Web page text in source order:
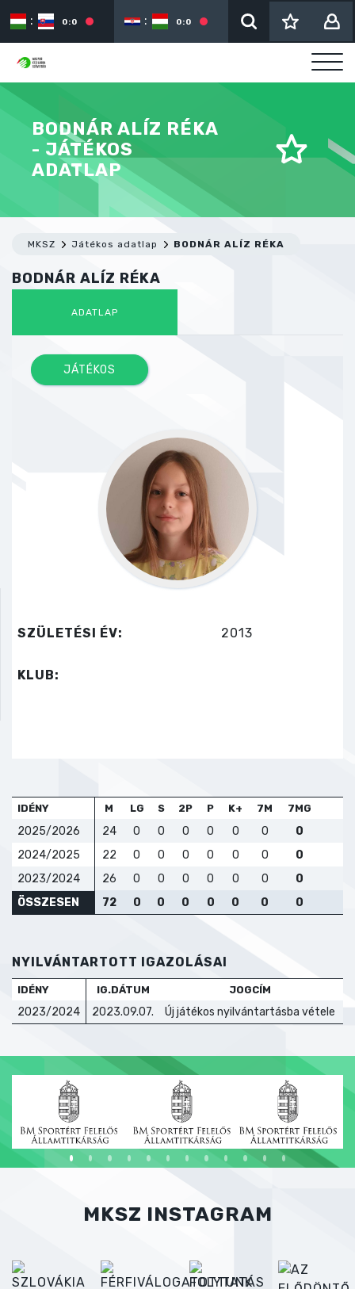
: 0:0 : 0:0 :
BODNÁR ALÍZ RÉKA
- JÁTÉKOS
ADATLAP
MKSZ Játékos adatlap BODNÁR ALÍZ RÉKA
BODNÁR ALÍZ RÉKA
ADATLAP
JÁTÉKOS
SZÜLETÉSI ÉV: 2013
KLUB:
IDÉNY M LG S 2P P K+ 7M 7MG
2025/2026 24 0 0 0 0 0 0
0
2024/2025
22 0 0 0 0 0 0
0
2023/2024
26 0 0 0 0 0 0
0
ÖSSZESEN
72 0 0 0 0 0 0 0
NYILVÁNTARTOTT IGAZOLÁSAI
IDÉNY IG.DÁTUM JOGCÍM
2023/2024 2023.09.07. Új játékos nyilvántartásba vétele
MKSZ INSTAGRAM